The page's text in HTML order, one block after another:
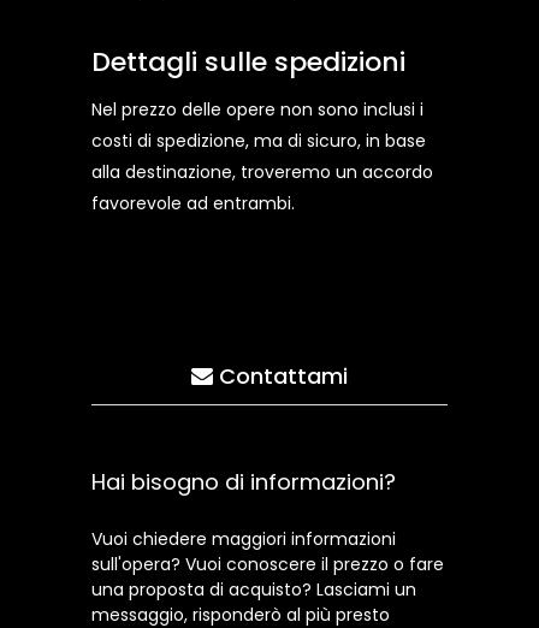
Dettagli sulle spedizioni
Nel prezzo delle opere non sono inclusi i
costi di spedizione, ma di sicuro, in base
alla destinazione, troveremo un accordo
favorevole ad entrambi.
Contattami
Hai bisogno di informazioni?
Vuoi chiedere maggiori informazioni
sull'opera? Vuoi conoscere il prezzo o fare
una proposta di acquisto? Lasciami un
messaggio, risponderò al più presto